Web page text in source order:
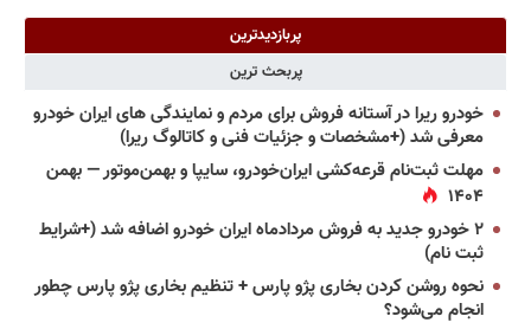
پربازدیدترین
پربحث ترین
خودرو ریرا در آستانه فروش برای مردم و نمایندگی های ایران خودرو
معرفی شد (+مشخصات و جزئیات فنی و کاتالوگ ریرا)
مهلت ثبت‌نام قرعه‌کشی ایران‌خودرو، سایپا و بهمن‌موتور — بهمن
۱۴۰۴
۲ خودرو جدید به فروش مردادماه ایران خودرو اضافه شد (+شرایط
ثبت نام)
نحوه روشن کردن بخاری پژو پارس + تنظیم بخاری پژو پارس چطور
انجام می‌شود؟